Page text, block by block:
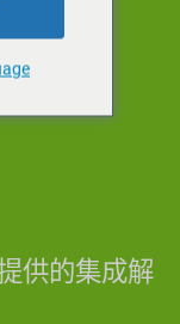
供的集成解